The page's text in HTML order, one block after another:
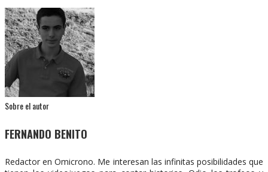
Sobre el autor
FERNANDO BENITO
Redactor en Omicrono. Me interesan las infinitas posibilidades que